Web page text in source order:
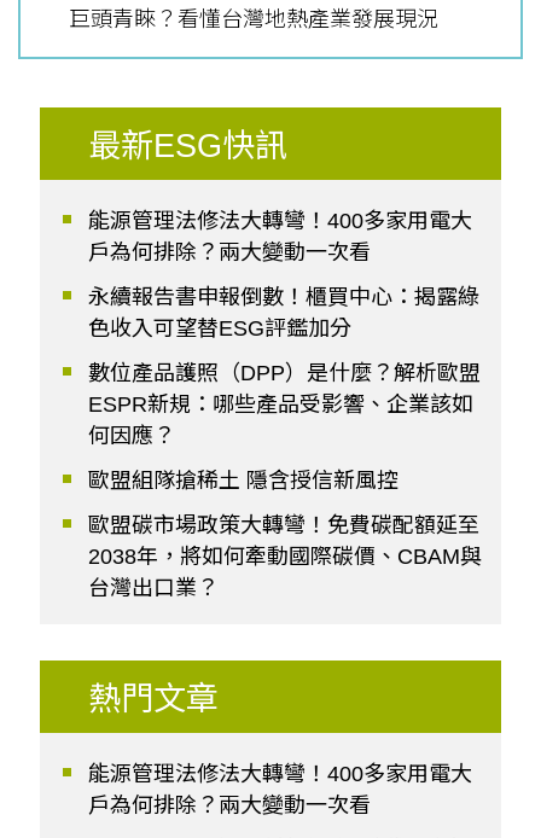
巨頭青睞？看懂台灣地熱產業發展現況
最新ESG快訊
能源管理法修法大轉彎！400多家用電大
戶為何排除？兩大變動一次看
永續報告書申報倒數！櫃買中心：揭露綠
色收入可望替ESG評鑑加分
數位產品護照（DPP）是什麼？解析歐盟
ESPR新規：哪些產品受影響、企業該如
何因應？
歐盟組隊搶稀土 隱含授信新風控
歐盟碳市場政策大轉彎！免費碳配額延至
2038年，將如何牽動國際碳價、CBAM與
台灣出口業？
熱門文章
能源管理法修法大轉彎！400多家用電大
戶為何排除？兩大變動一次看